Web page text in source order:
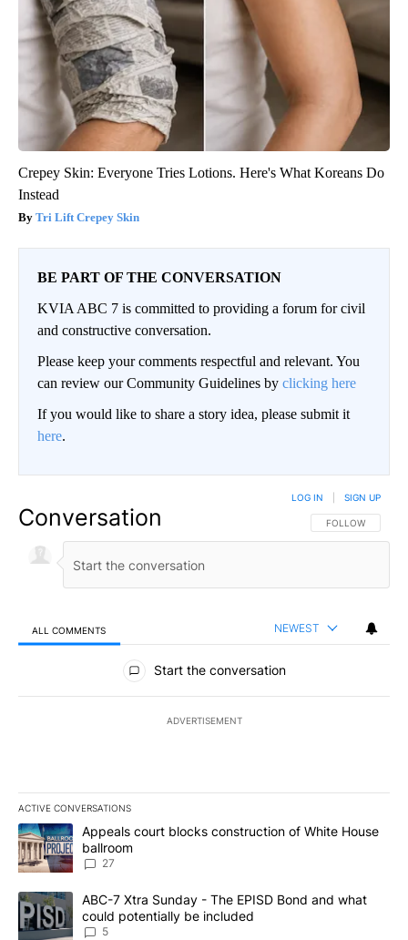
Crepey Skin: Everyone Tries Lotions. Here's What Koreans Do
Instead
Tri Lift Crepey Skin
BE PART OF THE CONVERSATION
KVIA ABC 7 is committed to providing a forum for civil
and constructive conversation.
Please keep your comments respectful and relevant. You
can review our Community Guidelines by clicking here
If you would like to share a story idea, please submit it
here.
Conversation FOLLOW THIS
FOLLOW
LOG IN SIGN UP
ALL COMMENTS NEWEST
All Comments
Start the conversation
ADVERTISEMENT
ACTIVE CONVERSATIONS
The following is a list of the most commented articles in the last
A trending article titled "Appeals court blocks construction of
Appeals court blocks construction of White House
ballroom
27
A trending article titled "ABC-7 Xtra Sunday - The EPISD Bond
ABC-7 Xtra Sunday - The EPISD Bond and what
could potentially be included
5